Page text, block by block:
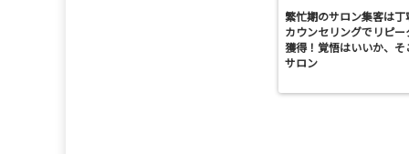
繁忙期のサロン集客は丁
カウンセリングでリピー
獲得！覚悟はいいか、そ
サロン